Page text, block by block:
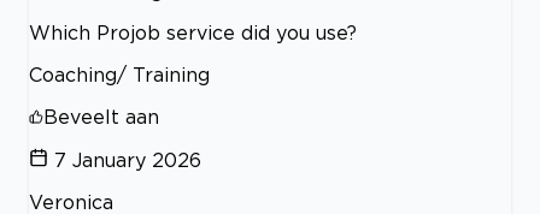
Which Projob service did you use?
Coaching/ Training
Beveelt aan
7 January 2026
Veronica